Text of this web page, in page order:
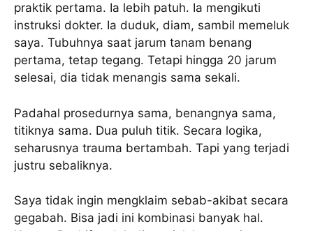
praktik pertama. Ia lebih patuh. Ia mengikuti
instruksi dokter. Ia duduk, diam, sambil memeluk
saya. Tubuhnya saat jarum tanam benang
pertama, tetap tegang. Tetapi hingga 20 jarum
selesai, dia tidak menangis sama sekali.
Padahal prosedurnya sama, benangnya sama,
titiknya sama. Dua puluh titik. Secara logika,
seharusnya trauma bertambah. Tapi yang terjadi
justru sebaliknya.
Saya tidak ingin mengklaim sebab-akibat secara
gegabah. Bisa jadi ini kombinasi banyak hal.